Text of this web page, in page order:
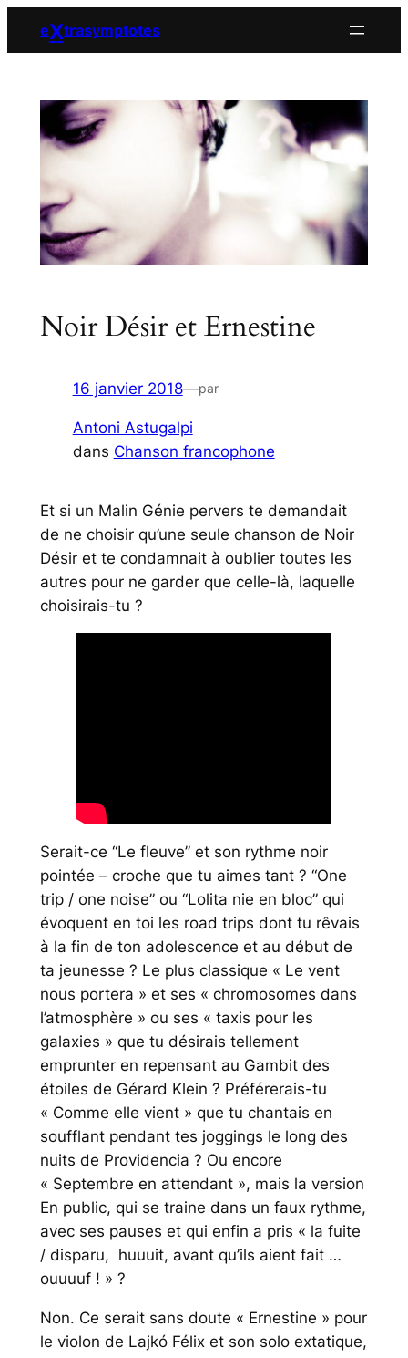
eXtrasymptotes
Noir Désir et Ernestine
16 janvier 2018—par
Antoni Astugalpi
dans Chanson francophone
Et si un Malin Génie pervers te demandait
de ne choisir qu’une seule chanson de Noir
Désir et te condamnait à oublier toutes les
autres pour ne garder que celle-là, laquelle
choisirais-tu ?
Serait-ce “Le fleuve” et son rythme noir
pointée – croche que tu aimes tant ? “One
trip / one noise” ou “Lolita nie en bloc” qui
évoquent en toi les road trips dont tu rêvais
à la fin de ton adolescence et au début de
ta jeunesse ? Le plus classique « Le vent
nous portera » et ses « chromosomes dans
l’atmosphère » ou ses « taxis pour les
galaxies » que tu désirais tellement
emprunter en repensant au Gambit des
étoiles de Gérard Klein ? Préférerais-tu
« Comme elle vient » que tu chantais en
soufflant pendant tes joggings le long des
nuits de Providencia ? Ou encore
« Septembre en attendant », mais la version
En public, qui se traine dans un faux rythme,
avec ses pauses et qui enfin a pris « la fuite
/ disparu, huuuit, avant qu’ils aient fait …
ouuuuf ! » ?
Non. Ce serait sans doute « Ernestine » pour
le violon de Lajkó Félix et son solo extatique,